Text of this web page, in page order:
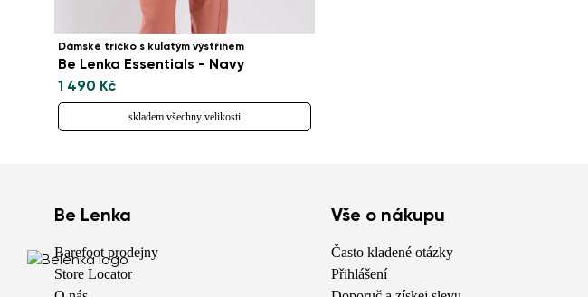
Dámské tričko s kulatým výstřihem
Be Lenka Essentials - Navy
1 490 Kč
skladem všechny velikosti
Be Lenka
Barefoot prodejny
Store Locator
Vše o nákupu
Často kladené otázky
Přihlášení